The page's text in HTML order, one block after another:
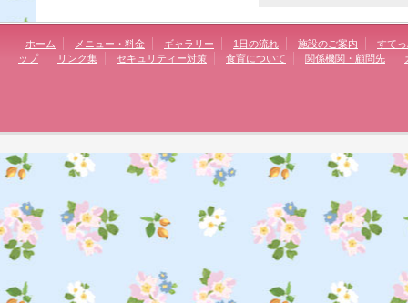
ホーム メニュー・料金 ギャラリー 1日の流れ 施設のご案内
すて
ップ
リンク集 セキュリティー対策 食育について 関係機関・顧問先